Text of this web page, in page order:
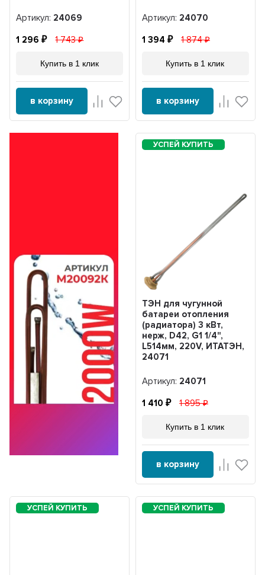
Артикул: 24069
1 296 1 743
Купить в 1 клик
в корзину
Артикул: 24070
1 394 1 874
Купить в 1 клик
в корзину
ТЭН для чугунной
батареи отопления
(радиатора) 3 кВт,
нерж, D42, G1 1/4",
L514мм, 220V, ИТАТЭН,
24071
Артикул: 24071
1 410 1 895
Купить в 1 клик
в корзину